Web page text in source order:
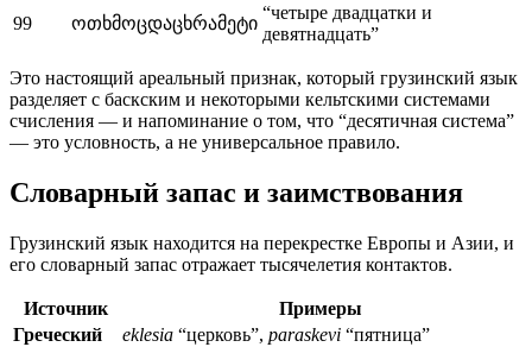
99
ოთხმოცდაცხრამეტი
“четыре двадцатки и
девятнадцать”
Это настоящий ареальный признак, который грузинский язык
разделяет с баскским и некоторыми кельтскими системами
счисления — и напоминание о том, что “десятичная система”
— это условность, а не универсальное правило.
Словарный запас и заимствования
Грузинский язык находится на перекрестке Европы и Азии, и
его словарный запас отражает тысячелетия контактов.
Источник
Примеры
Греческий
eklesia “церковь”, paraskevi “пятница”